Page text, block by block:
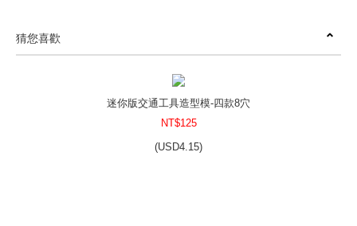
猜您喜歡
迷你版交通工具造型模-四款8穴
NT$125
(USD4.15)